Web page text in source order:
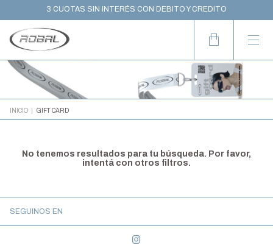
3 CUOTAS SIN INTERÉS CON DEBITO Y CREDITO
INICIO GIFT CARD
No tenemos resultados para tu búsqueda. Por favor,
intentá con otros filtros.
SEGUINOS EN